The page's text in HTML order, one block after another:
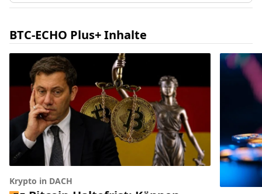
BTC-ECHO Plus+ Inhalte
Krypto in DACH